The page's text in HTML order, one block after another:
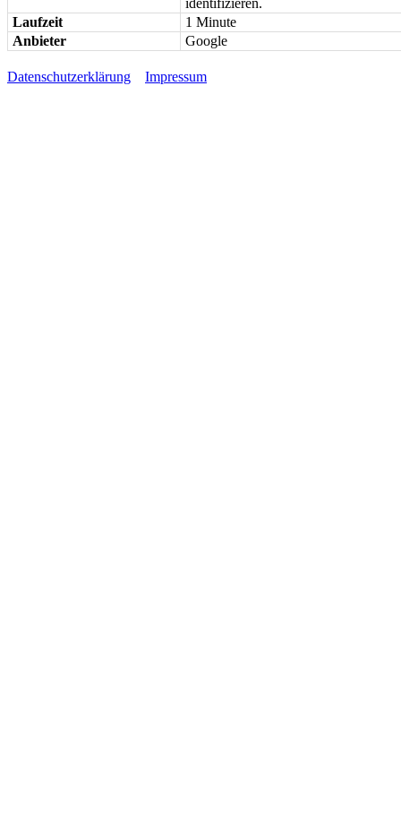
identifizieren.
Laufzeit
1 Minute
Anbieter
Google
Datenschutzerklärung Impressum